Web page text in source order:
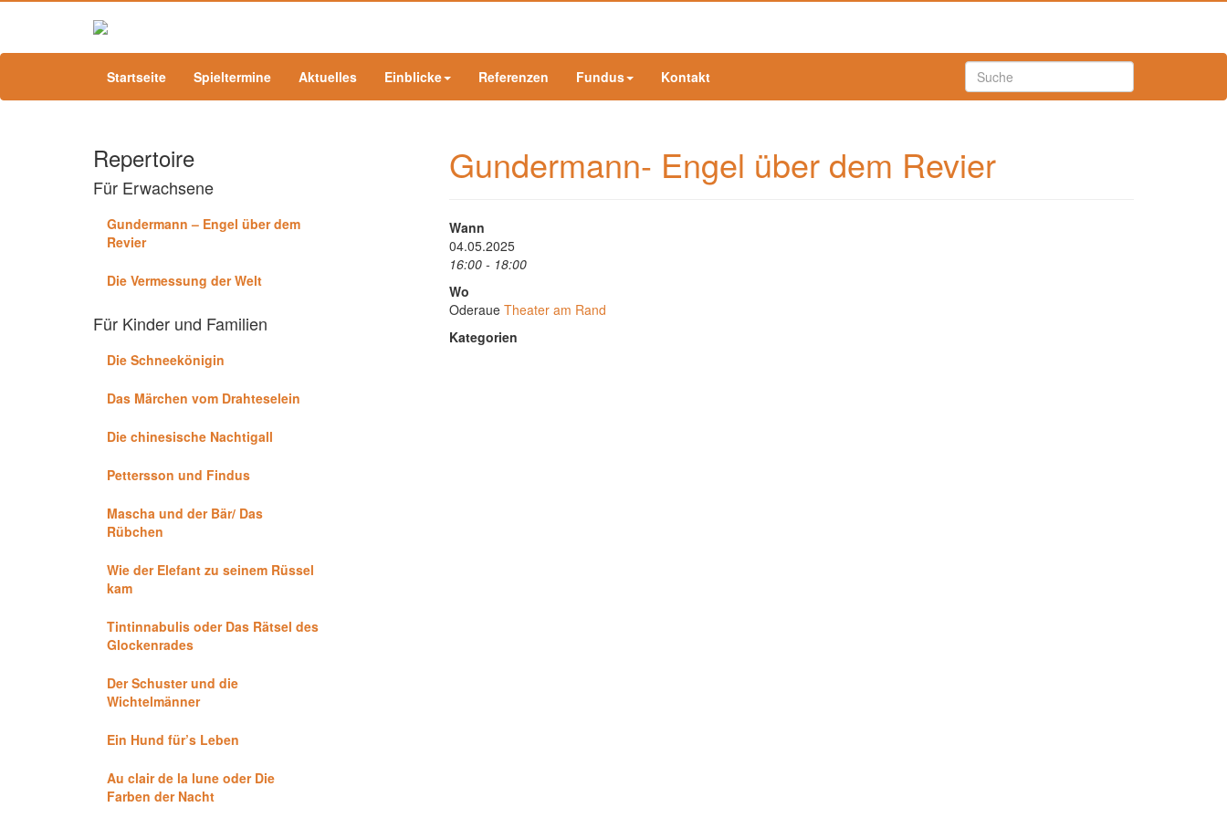
Startseite Spieltermine Aktuelles Einblicke Referenzen Fundus Kontakt
Repertoire
Für Erwachsene
Gundermann – Engel über dem
Revier
Die Vermessung der Welt
Für Kinder und Familien
Die Schneekönigin
Das Märchen vom Drahteselein
Die chinesische Nachtigall
Pettersson und Findus
Mascha und der Bär/ Das
Rübchen
Wie der Elefant zu seinem Rüssel
kam
Tintinnabulis oder Das Rätsel des
Glockenrades
Der Schuster und die
Wichtelmänner
Ein Hund für’s Leben
Au clair de la lune oder Die
Farben der Nacht
Gundermann- Engel über dem Revier
Wann
04.05.2025
16:00 - 18:00
Wo
Oderaue Theater am Rand
Kategorien